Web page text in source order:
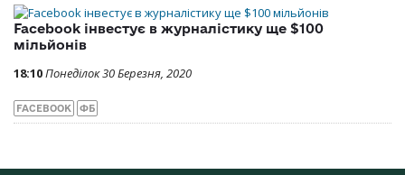
Facebook інвестує в журналістику ще $100
мільйонів
18:10Понеділок 30 Березня, 2020
FACEBOOK ФБ